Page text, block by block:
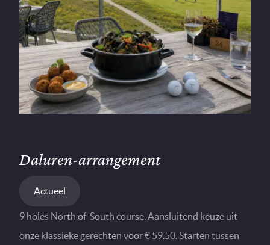
Daluren-arrangement
Actueel
9 holes North of South course. Aansluitend keuze uit
onze klassieke gerechten voor € 59.50. Starten tussen